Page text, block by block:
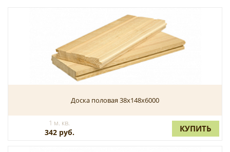
Доска половая 38х148х6000
1 м. кв.
342 руб. КУПИТЬ